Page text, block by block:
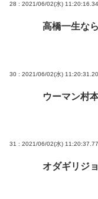
28 : 2021/06/02(水) 11:20:16.34
高橋一生な
30 : 2021/06/02(水) 11:20:31.20
ウーマン村
31 : 2021/06/02(水) 11:20:37.77
オダギリジ